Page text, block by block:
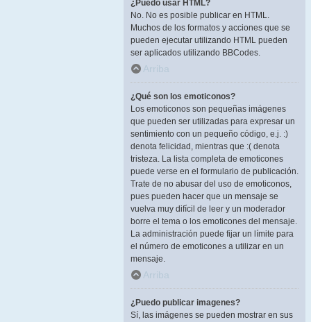
¿Puedo usar HTML?
No. No es posible publicar en HTML.
Muchos de los formatos y acciones que se
pueden ejecutar utilizando HTML pueden
ser aplicados utilizando BBCodes.
Arriba
¿Qué son los emoticonos?
Los emoticonos son pequeñas imágenes
que pueden ser utilizadas para expresar un
sentimiento con un pequeño código, e.j. :)
denota felicidad, mientras que :( denota
tristeza. La lista completa de emoticones
puede verse en el formulario de publicación.
Trate de no abusar del uso de emoticonos,
pues pueden hacer que un mensaje se
vuelva muy difícil de leer y un moderador
borre el tema o los emoticones del mensaje.
La administración puede fijar un límite para
el número de emoticones a utilizar en un
mensaje.
Arriba
¿Puedo publicar imagenes?
Sí, las imágenes se pueden mostrar en sus